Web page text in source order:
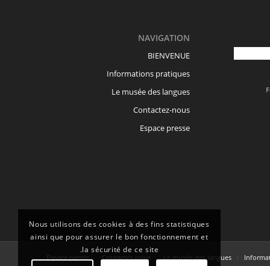
NAVIGATION
BIENVENUE
Informations pratiques
Le musée des langues
Contactez-nous
Espace presse
Le musée des langues
Contactez-nous
Espace presse
Nous utilisons des cookies à des fins statistiques
ainsi que pour assurer le bon fonctionnement et
la sécurité de ce site.